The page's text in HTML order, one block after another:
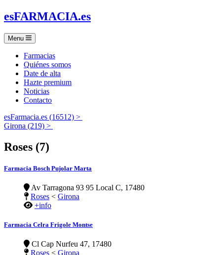
esFARMACIA.es
Menu
Farmacias
Quiénes somos
Date de alta
Hazte premium
Noticias
Contacto
esFarmacia.es (16512) >
Girona (219) >
Roses (7)
Farmacia Bosch Pujolar Marta
Av Tarragona 93 95 Local C, 17480
Roses < Girona
+info
Farmacia Celra Frigole Montse
Cl Cap Nurfeu 47, 17480
Roses < Girona